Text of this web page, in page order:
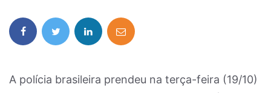
A polícia brasileira prendeu na terça-feira (19/10)